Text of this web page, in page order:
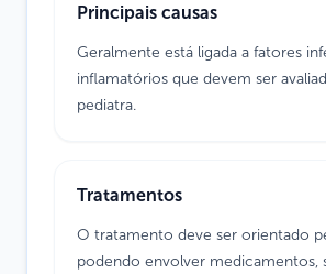
Principais causas
Geralmente está ligada a fatores
inflamatórios que devem ser
pediatra.
Tratamentos
O tratamento deve ser orientado
podendo envolver medicamentos,